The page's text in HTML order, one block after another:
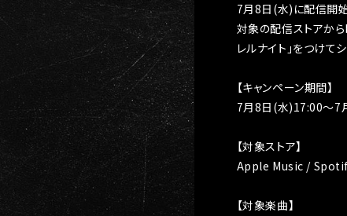
7月8日(水)に配信開始
対象の配信ストアから
レルナイト」をつけて
【キャンペーン期間】
7月8日(水)17:00～7
【対象ストア】
Apple Music /
【対象楽曲】